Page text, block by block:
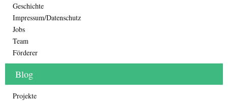
Geschichte
Impressum/Datenschutz
Jobs
Team
Förderer
Blog
Projekte